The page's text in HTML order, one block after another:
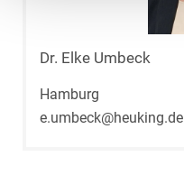
Dr. Elke Umbeck
Hamburg
e.umbeck@heuking.de